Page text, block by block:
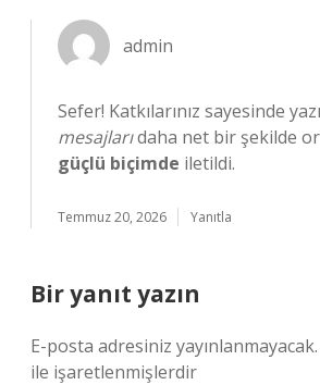
admin
Sefer! Katkılarınız sayesinde
mesajlarıdaha net bir şekilde
güçlü biçimde iletildi.
Temmuz 20, 2026 Yanıtla
Bir yanıt yazın
E-posta adresiniz yayınlanmayacak.
ile işaretlenmişlerdir